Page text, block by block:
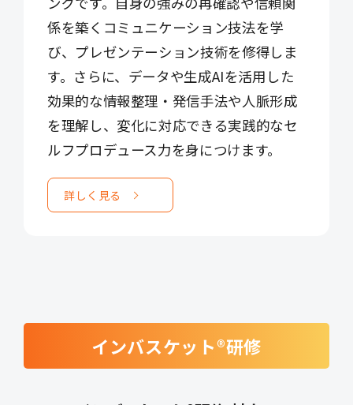
係を築くコミュニケーション技法を学
び、プレゼンテーション技術を修得しま
す。さらに、データや生成AIを活用した
効果的な情報整理・発信手法や人脈形成
を理解し、変化に対応できる実践的なセ
ルフプロデュース力を身につけます。
詳しく見る
インバスケット®研修